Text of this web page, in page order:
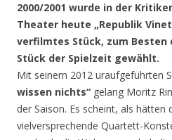
2000/2001 wurde in der
Theater heute „Republik
verfilmtes Stück, zum Besten
Stück der Spielzeit gewählt.
Mit seinem 2012 uraufgeführten
wissen nichts“ gelang Moritz
der Saison. Es scheint, als hätten
vielversprechende Quartett-